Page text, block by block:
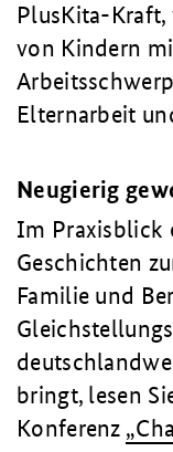
PlusKita-
von Kindern
Elternarbeit
Neugierig
Im Praxisblick
Geschichten
Familie und
bringt, lesen
Konferenz